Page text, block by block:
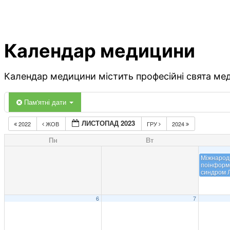
Календар медицини
Календар медицини містить професійні свята
Пам'ятні дати
2022 ЖОВ ЛИСТОПАД 2023 ГРУ 2024
Пн Вт
синдром
6 7